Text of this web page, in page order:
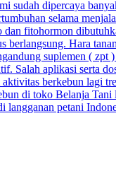
sudah dipercaya
selama
fitohormon
Hara
suplemen (
Salah aplikasi serta
berkebun lagi
di toko Belanja
petani